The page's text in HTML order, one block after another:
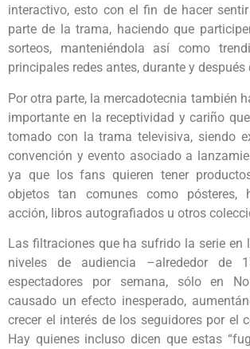
interactivo, esto con el fin de hacer
parte de la trama, haciendo que
sorteos, manteniéndola así como
principales redes antes, durante y
Por otra parte, la mercadotecnia también
importante en la receptividad y cariño
tomado con la trama televisiva, siendo
convención y evento asociado a
ya que los fans quieren tener
objetos tan comunes como pósteres,
acción, libros autografiados u otros
Las filtraciones que ha sufrido la serie en
niveles de audiencia –alrededor de
espectadores por semana, sólo en
causado un efecto inesperado,
crecer el interés de los seguidores por el
Hay quienes incluso dicen que estas